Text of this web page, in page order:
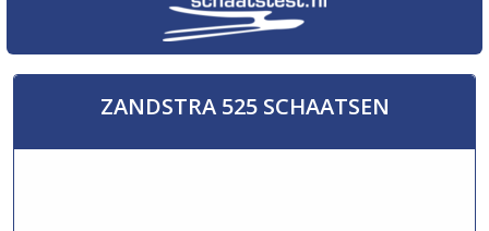
ZANDSTRA 525 SCHAATSEN